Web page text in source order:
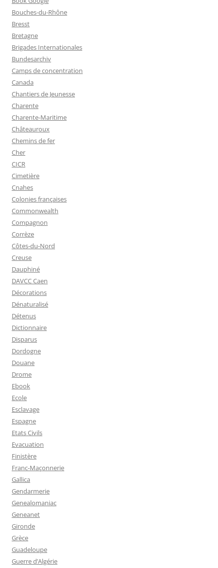
Bouches-du-Rhône
Bresst
Bretagne
Brigades Internationales
Bundesarchiv
Camps de concentration
Canada
Chantiers de Jeunesse
Charente
Charente-Maritime
Châteauroux
Chemins de fer
Cher
CICR
Cimetière
Cnahes
Colonies françaises
Commonwealth
Compagnon
Corrèze
Côtes-du-Nord
Creuse
Dauphiné
DAVCC Caen
Décorations
Dénaturalisé
Détenus
Dictionnaire
Disparus
Dordogne
Douane
Drome
Ebook
Ecole
Esclavage
Espagne
Etats Civils
Evacuation
Finistère
Franc-Maçonnerie
Gallica
Gendarmerie
Genealomaniac
Geneanet
Gironde
Grèce
Guadeloupe
Guerre d’Algérie